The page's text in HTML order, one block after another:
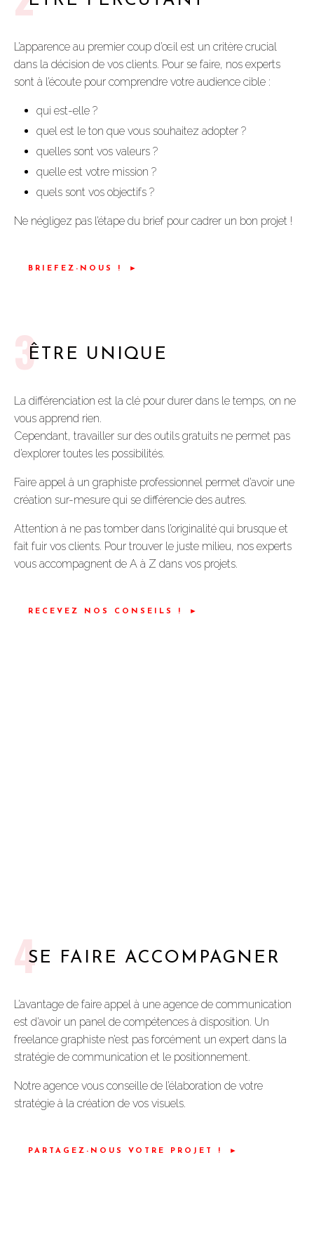
L’apparence au premier coup d’œil est un critère crucial
dans la décision de vos clients. Pour se faire, nos experts
sont à l’écoute pour comprendre votre audience cible :
qui est-elle ?
quel est le ton que vous souhaitez adopter ?
quelles sont vos valeurs ?
quelle est votre mission ?
quels sont vos objectifs ?
Ne négligez pas l’étape du brief pour cadrer un bon projet !
BRIEFEZ-NOUS !
3ÊTRE UNIQUE
La différenciation est la clé pour durer dans le temps, on ne
vous apprend rien.
Cependant, travailler sur des outils gratuits ne permet pas
d’explorer toutes les possibilités.
Faire appel à un graphiste professionnel permet d’avoir une
création sur-mesure qui se différencie des autres.
Attention à ne pas tomber dans l’originalité qui brusque et
fait fuir vos clients. Pour trouver le juste milieu, nos experts
vous accompagnent de A à Z dans vos projets.
RECEVEZ NOS CONSEILS !
4
SE FAIRE ACCOMPAGNER
L’avantage de faire appel à une agence de communication
est d’avoir un panel de compétences à disposition. Un
freelance graphiste n’est pas forcément un expert dans la
stratégie de communication et le positionnement.
Notre agence vous conseille de l’élaboration de votre
stratégie à la création de vos visuels.
PARTAGEZ-NOUS VOTRE PROJET !